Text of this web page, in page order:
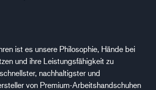
ist es unsere Philosophie, Hände bei
und ihre Leistungsfähigkeit zu
nachhaltigster und
von Premium-Arbeitshandschuhen